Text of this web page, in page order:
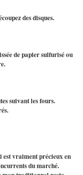
des disques.
de papier sulfurisé ou
suivant les fours.
est vraiment précieux en
du marché.